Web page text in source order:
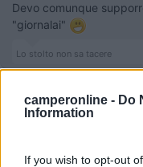
camperonline - Do
Information
If you wish to opt-out
Devo comunque
"giornalai"
Lo stolto non sa tacere
4709
In risposta al messaggio di